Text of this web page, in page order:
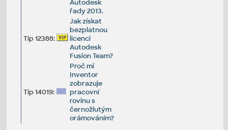
Autodesk
řady 2013.
Tip 12388:
Jak získat
bezplatnou
licenci
Autodesk
Fusion Team?
Tip 14019:
Proč mi
Inventor
zobrazuje
pracovní
rovinu s
černožlutým
orámováním?